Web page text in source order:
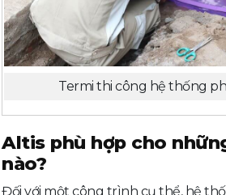
Termi thi công hệ thống
Altis phù hợp cho
nào?
Đối với một công trình cụ thể, hệ